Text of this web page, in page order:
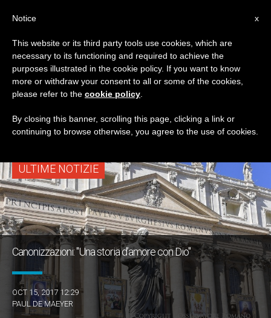
TAG
Posts Tagged
‘canonizzazioni’
ULTIME NOTIZIE
Canonizzazioni: "Una storia d’amore con Dio"
OCT 15, 2017 12:29
PAUL DE MAEYER
x
Notice
This website or its third party tools use cookies, which are
necessary to its functioning and required to achieve the
purposes illustrated in the cookie policy. If you want to know
more or withdraw your consent to all or some of the cookies,
please refer to the cookie policy
By closing this banner, scrolling this page, clicking a link or
continuing to browse otherwise, you agree to the use of cookies.